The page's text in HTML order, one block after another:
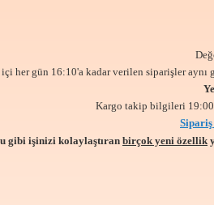
her gün 16:10'a kadar verilen siparişler aynı
Kargo takip bilgileri
Sipariş
gibi işinizi kolaylaştıran birçok yeni özellik